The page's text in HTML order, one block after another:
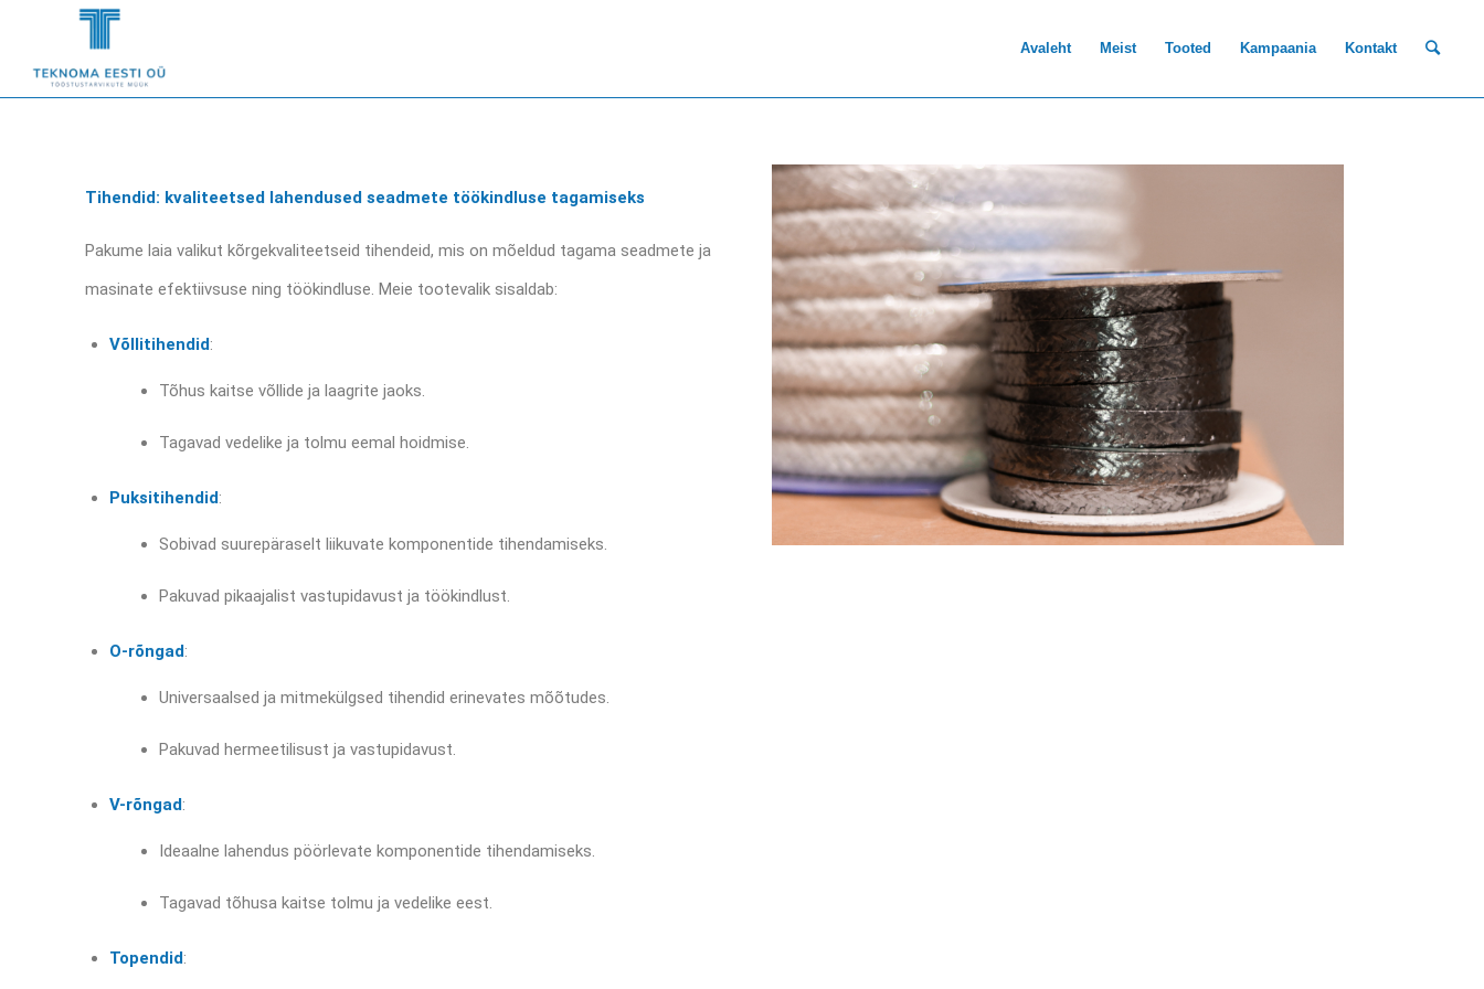
Avaleht Meist Tooted Kampaania Kontakt
Tihendid: kvaliteetsed lahendused seadmete töökindluse tagamiseks
Pakume laia valikut kõrgekvaliteetseid tihendeid, mis on mõeldud tagama seadmete ja
masinate efektiivsuse ning töökindluse. Meie tootevalik sisaldab:
Võllitihendid:
Tõhus kaitse võllide ja laagrite jaoks.
Tagavad vedelike ja tolmu eemal hoidmise.
Puksitihendid:
Sobivad suurepäraselt liikuvate komponentide tihendamiseks.
Pakuvad pikaajalist vastupidavust ja töökindlust.
O-rõngad:
Universaalsed ja mitmekülgsed tihendid erinevates mõõtudes.
Pakuvad hermeetilisust ja vastupidavust.
V-rõngad:
Ideaalne lahendus pöörlevate komponentide tihendamiseks.
Tagavad tõhusa kaitse tolmu ja vedelike eest.
Topendid: